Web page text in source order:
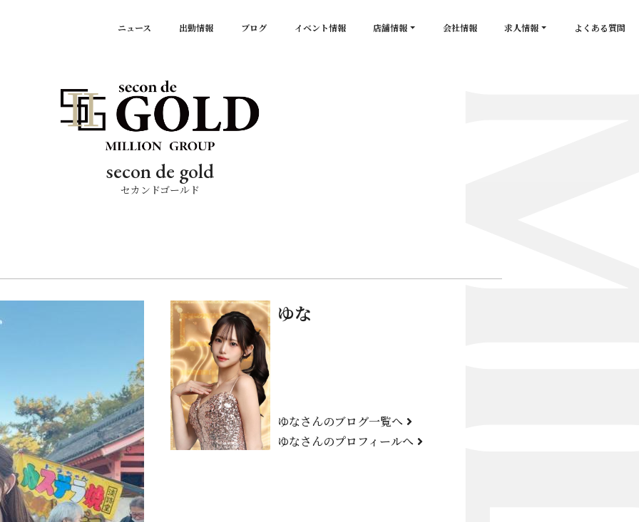
ニュース 出勤情報 ブログ イベント情報 店舗情報
KARMA
会社情報 求人情報 よくある質問
secon de gold
セカンドゴールド
ゆな
ゆなさんのブログ一覧へ
ゆなさんのプロフィールへ